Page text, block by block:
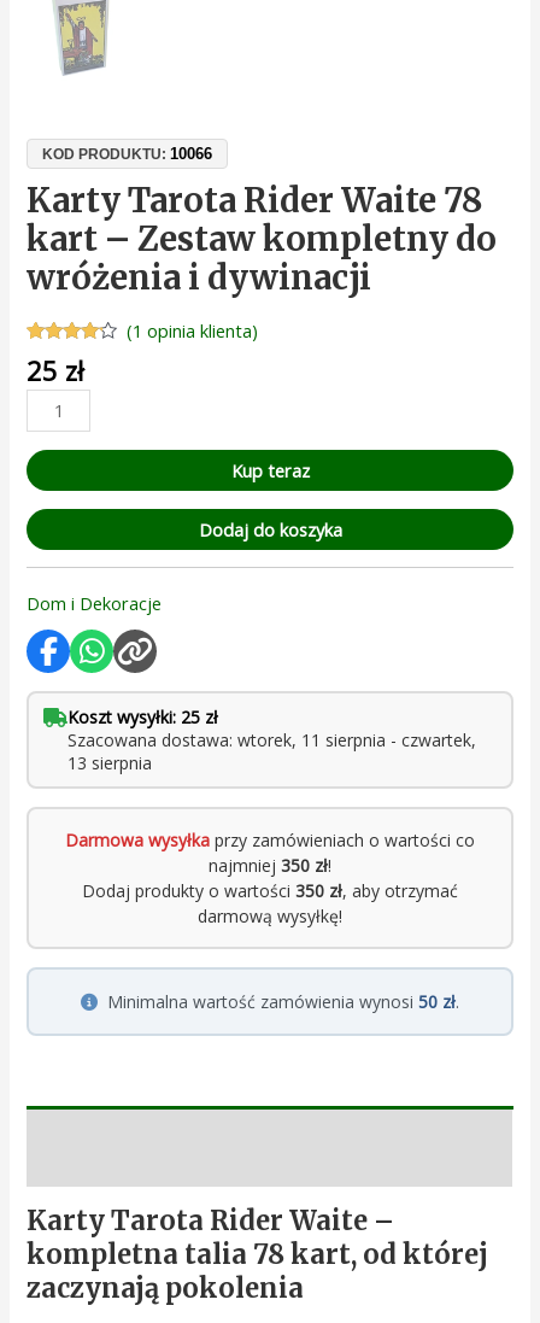
KOD PRODUKTU:10066
Karty Tarota Rider Waite 78
kart – Zestaw kompletny do
wróżenia i dywinacji
Oceniony
4.00 na 5
na
podstawie
(1 opinia klienta)
25 zł
Kup teraz
Dodaj do koszyka
Dom i Dekoracje
Koszt wysyłki: 25 zł
Szacowana dostawa: wtorek, 11 sierpnia - czwartek,
13 sierpnia
Darmowa wysyłka przy zamówieniach o wartości co
najmniej 350 zł!
Dodaj produkty o wartości 350 zł, aby otrzymać
darmową wysyłkę!
Minimalna wartość zamówienia wynosi 50 zł.
Karty Tarota Rider Waite –
kompletna talia 78 kart, od której
zaczynają pokolenia